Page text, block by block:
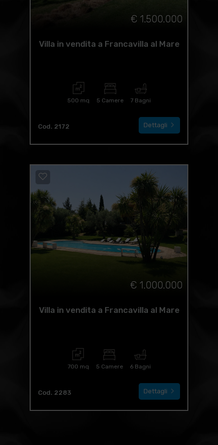
€ 1.500.000
Villa in vendita a Francavilla al Mare
500 mq 5 Camere 7 Bagni
Cod. 2172 Dettagli
€ 1.000.000
Villa in vendita a Francavilla al Mare
700 mq 5 Camere 6 Bagni
Cod. 2283 Dettagli